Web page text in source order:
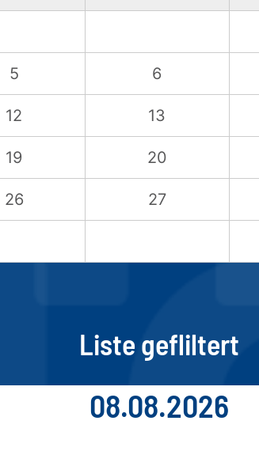
5 6
12 13
19 20
26 27
Liste gefliltert
08.08.2026